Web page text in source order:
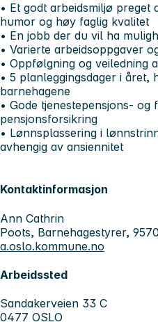
• Et godt arbeidsmiljø preget
humor og høy faglig kvalitet
• En jobb der du vil ha
• Varierte arbeidsoppgaver
• Oppfølgning og veiledning
• 5 planleggingsdager i
barnehagene
• Gode tjenestepensjons-
pensjonsforsikring
• Lønnsplassering i
avhengig av ansiennitet
Kontaktinformasjon
Ann Cathrin
Poots, Barnehagestyrer,
a.oslo.kommune.no
Arbeidssted
Sandakerveien 33 C
0477 OSLO